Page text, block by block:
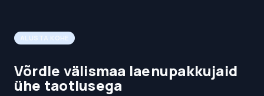
ALUSTA KOHE
Võrdle välismaa laenupakkujaid
ühe taotlusega